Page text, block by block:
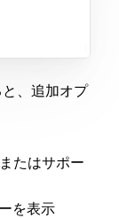
、追加オプ
たはサポー
を表示